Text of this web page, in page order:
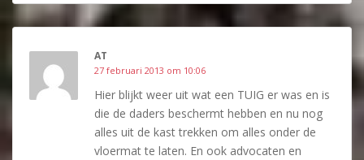
AT
27 februari 2013 om 10:06
Hier blijkt weer uit wat een TUIG er was en is
die de daders beschermt hebben en nu nog
alles uit de kast trekken om alles onder de
vloermat te laten. En ook advocaten en